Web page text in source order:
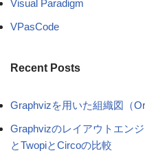
Visual Paradigm
VPasCode
Recent Posts
Graphvizを用いた組織図（
Graphvizのレイアウトエン
とTwopiとCircoの比較